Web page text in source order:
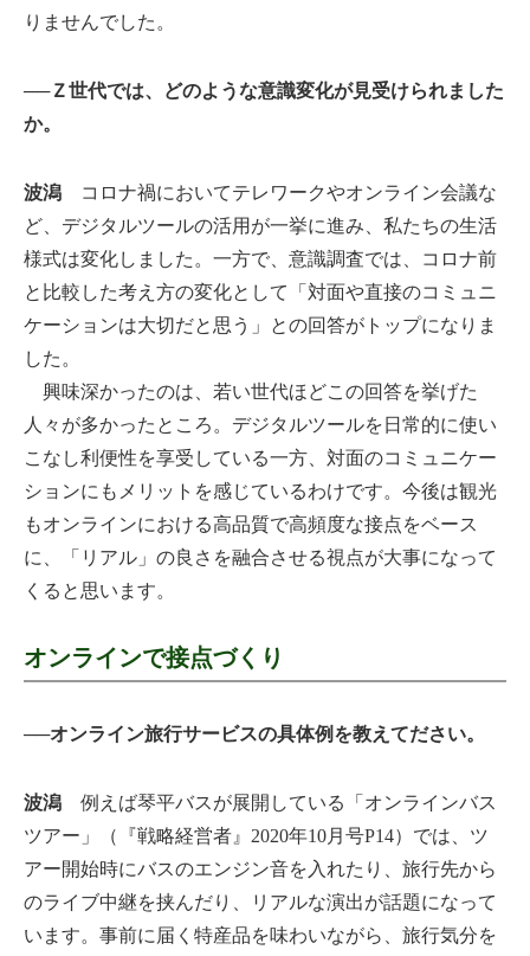
りませんでした。
──Ｚ世代では、どのような意識変化が見受けられました
か。
波潟 コロナ禍においてテレワークやオンライン会議な
ど、デジタルツールの活用が一挙に進み、私たちの生活
様式は変化しました。一方で、意識調査では、コロナ前
と比較した考え方の変化として「対面や直接のコミュニ
ケーションは大切だと思う」との回答がトップになりま
した。
興味深かったのは、若い世代ほどこの回答を挙げた
人々が多かったところ。デジタルツールを日常的に使い
こなし利便性を享受している一方、対面のコミュニケー
ションにもメリットを感じているわけです。今後は観光
もオンラインにおける高品質で高頻度な接点をベース
に、「リアル」の良さを融合させる視点が大事になって
くると思います。
オンラインで接点づくり
──オンライン旅行サービスの具体例を教えてださい。
波潟 例えば琴平バスが展開している「オンラインバス
ツアー」（『戦略経営者』2020年10月号P14）では、ツ
アー開始時にバスのエンジン音を入れたり、旅行先から
のライブ中継を挟んだり、リアルな演出が話題になって
います。事前に届く特産品を味わいながら、旅行気分を